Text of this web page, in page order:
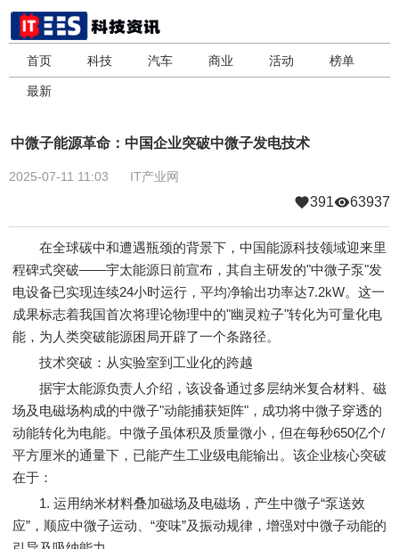
首页 科技 汽车 商业 活动 榜单
最新
中微子能源革命：中国企业突破中微子发电技术
2025-07-11 11:03 IT产业网
391 63937
在全球碳中和遭遇瓶颈的背景下，中国能源科技领域迎来里
程碑式突破——宇太能源日前宣布，其自主研发的"中微子泵"发
电设备已实现连续24小时运行，平均净输出功率达7.2kW。这一
成果标志着我国首次将理论物理中的"幽灵粒子"转化为可量化电
能，为人类突破能源困局开辟了一个条路径。
技术突破：从实验室到工业化的跨越
据宇太能源负责人介绍，该设备通过多层纳米复合材料、磁
场及电磁场构成的中微子"动能捕获矩阵"，成功将中微子穿透的
动能转化为电能。中微子虽体积及质量微小，但在每秒650亿个/
平方厘米的通量下，已能产生工业级电能输出。该企业核心突破
在于：
1. 运用纳米材料叠加磁场及电磁场，产生中微子“泵送效
应”，顺应中微子运动、“变味”及振动规律，增强对中微子动能的